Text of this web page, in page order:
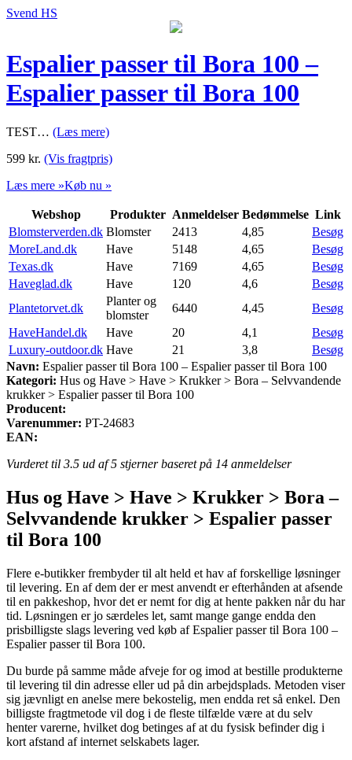
Svend HS
Espalier passer til Bora 100 –
Espalier passer til Bora 100
TEST… (Læs mere)
599 kr. (Vis fragtpris)
Læs mere »Køb nu »
Webshop Produkter Anmeldelser Bedømmelse Link
Blomsterverden.dk Blomster 2413 4,85
Besøg
MoreLand.dk
Have 5148 4,65
Besøg
Texas.dk
Have 7169 4,65
Besøg
Haveglad.dk
Have 120 4,6
Besøg
Plantetorvet.dk
Planter og
blomster
6440 4,45
Besøg
HaveHandel.dk
Have 20 4,1
Besøg
Luxury-outdoor.dk Have 21 3,8
Besøg
Navn: Espalier passer til Bora 100 – Espalier passer til Bora 100
Kategori: Hus og Have > Have > Krukker > Bora – Selvvandende
krukker > Espalier passer til Bora 100
Producent:
Varenummer: PT-24683
EAN:
Vurderet til 3.5 ud af 5 stjerner baseret på 14 anmeldelser
Hus og Have > Have > Krukker > Bora –
Selvvandende krukker > Espalier passer
til Bora 100
Flere e-butikker frembyder til alt held et hav af forskellige løsninger
til levering. En af dem der er mest anvendt er efterhånden at afsende
til en pakkeshop, hvor det er nemt for dig at hente pakken når du har
tid. Løsningen er jo særdeles let, samt mange gange endda den
prisbilligste slags levering ved køb af Espalier passer til Bora 100 –
Espalier passer til Bora 100.
Du burde på samme måde afveje for og imod at bestille produkterne
til levering til din adresse eller ud på din arbejdsplads. Metoden viser
sig jævnligt en anelse mere bekostelig, men endda ret så enkel. Den
billigste fragtmetode vil dog i de fleste tilfælde være at du selv
henter varerne, hvilket dog betinges af at du fysisk befinder dig i
kort afstand af internet selskabets lager.